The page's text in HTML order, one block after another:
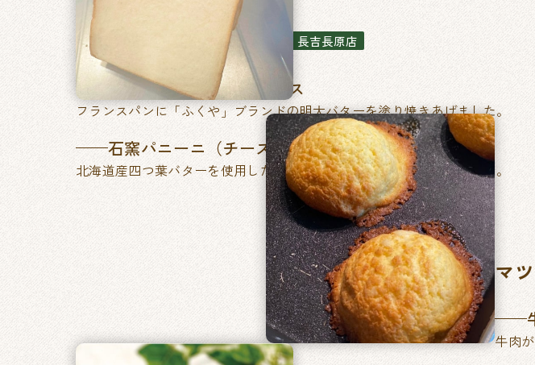
石窯パン工房ベルフラン 長吉長原店
特製ふくやの明太フランス
フランスパンに「ふくや」ブランドの明太バターを塗り焼きあげました。
石窯パニーニ（チーズ&たまご／ベーコントマト）
北海道産四つ葉バターを使用した、あきのこない毎日食べたくなるパン。
マ
牛肉